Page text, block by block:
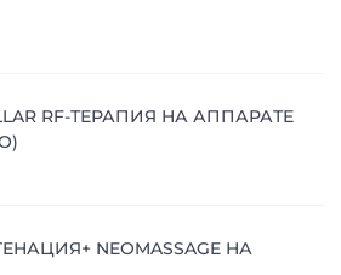
RF-ТЕРАПИЯ НА АППАРАТЕ
NEOMASSAGE НА